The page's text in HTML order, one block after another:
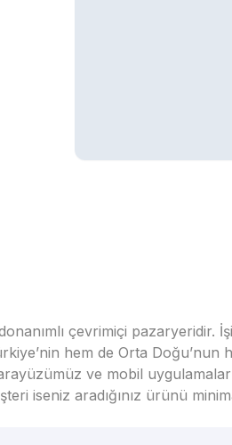
çevrimiçi pazaryeridir.
hem de Orta Doğu’nun
ve mobil
iseniz aradığınız ürünü